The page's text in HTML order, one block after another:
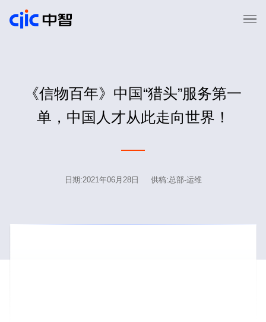
《信物百年》中国“猎头”服务第一
单，中国人才从此走向世界！
日期:2021年06月28日 供稿:总部-运维